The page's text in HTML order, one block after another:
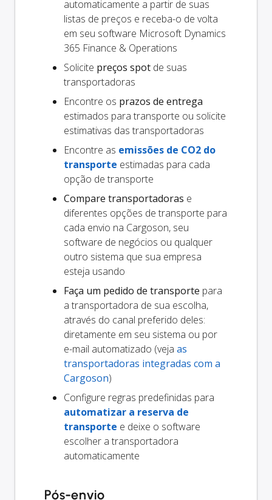
automaticamente a partir de suas
listas de preços e receba-o de volta
em seu software Microsoft Dynamics
365 Finance & Operations
Solicite preços spot de suas
transportadoras
Encontre os prazos de entrega
estimados para transporte ou solicite
estimativas das transportadoras
Encontre as emissões de CO2 do
transporte estimadas para cada
opção de transporte
Compare transportadoras e
diferentes opções de transporte para
cada envio na Cargoson, seu
software de negócios ou qualquer
outro sistema que sua empresa
esteja usando
Faça um pedido de transporte para
a transportadora de sua escolha,
através do canal preferido deles:
diretamente em seu sistema ou por
e-mail automatizado (veja as
transportadoras integradas com a
Cargoson)
Configure regras predefinidas para
automatizar a reserva de
transporte e deixe o software
escolher a transportadora
automaticamente
Pós-envio